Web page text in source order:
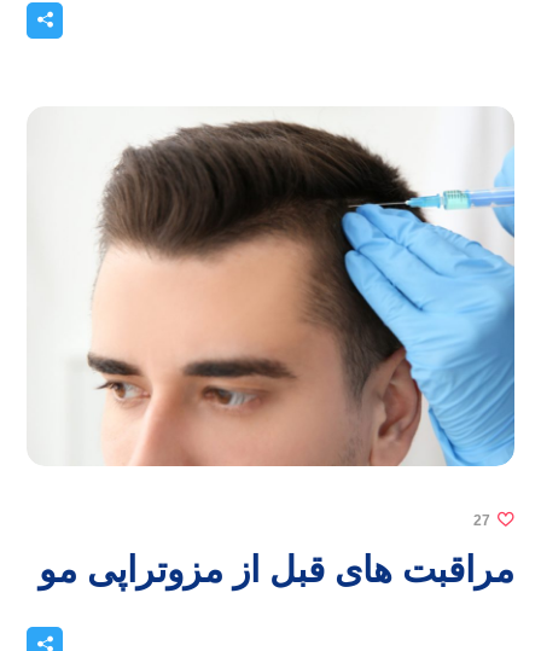
27
مراقبت های قبل از مزوتراپی مو